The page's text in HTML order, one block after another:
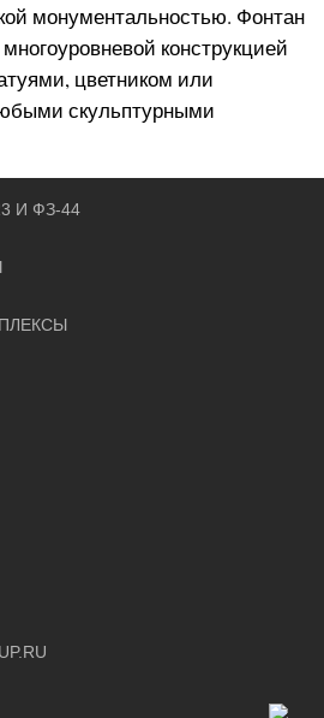
монументальностью. Фонтан
конструкцией
цветником или
скульптурными
И ФЗ-44